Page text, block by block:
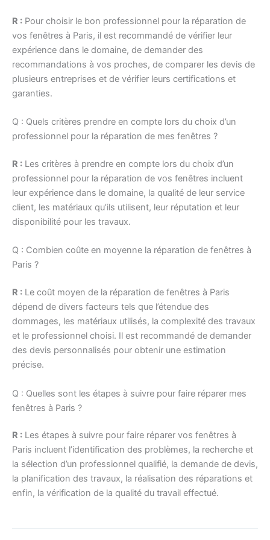
R : Pour choisir le bon professionnel pour la réparation de
vos fenêtres à Paris, il est recommandé de vérifier leur
expérience dans le domaine, de demander des
recommandations à vos proches, de comparer les devis de
plusieurs entreprises et de vérifier leurs certifications et
garanties.
Q : Quels critères prendre en compte lors du choix d’un
professionnel pour la réparation de mes fenêtres ?
R : Les critères à prendre en compte lors du choix d’un
professionnel pour la réparation de vos fenêtres incluent
leur expérience dans le domaine, la qualité de leur service
client, les matériaux qu’ils utilisent, leur réputation et leur
disponibilité pour les travaux.
Q : Combien coûte en moyenne la réparation de fenêtres à
Paris ?
R : Le coût moyen de la réparation de fenêtres à Paris
dépend de divers facteurs tels que l’étendue des
dommages, les matériaux utilisés, la complexité des travaux
et le professionnel choisi. Il est recommandé de demander
des devis personnalisés pour obtenir une estimation
précise.
Q : Quelles sont les étapes à suivre pour faire réparer mes
fenêtres à Paris ?
R : Les étapes à suivre pour faire réparer vos fenêtres à
Paris incluent l’identification des problèmes, la recherche et
la sélection d’un professionnel qualifié, la demande de devis,
la planification des travaux, la réalisation des réparations et
enfin, la vérification de la qualité du travail effectué.